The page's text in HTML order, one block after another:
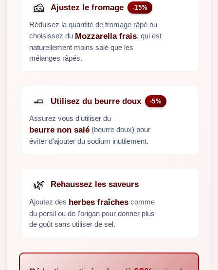
🧀 Ajustez le fromage -15%
Réduisez la quantité de fromage râpé ou
choisissez du Mozzarella frais , qui est
naturellement moins salé que les
mélanges râpés.
🧈 Utilisez du beurre doux -5%
Assurez vous d'utiliser du
beurre non salé (beurre doux) pour
éviter d'ajouter du sodium inutilement.
🌿 Rehaussez les saveurs
Ajoutez des herbes fraîches comme
du persil ou de l'origan pour donner plus
de goût sans utiliser de sel.